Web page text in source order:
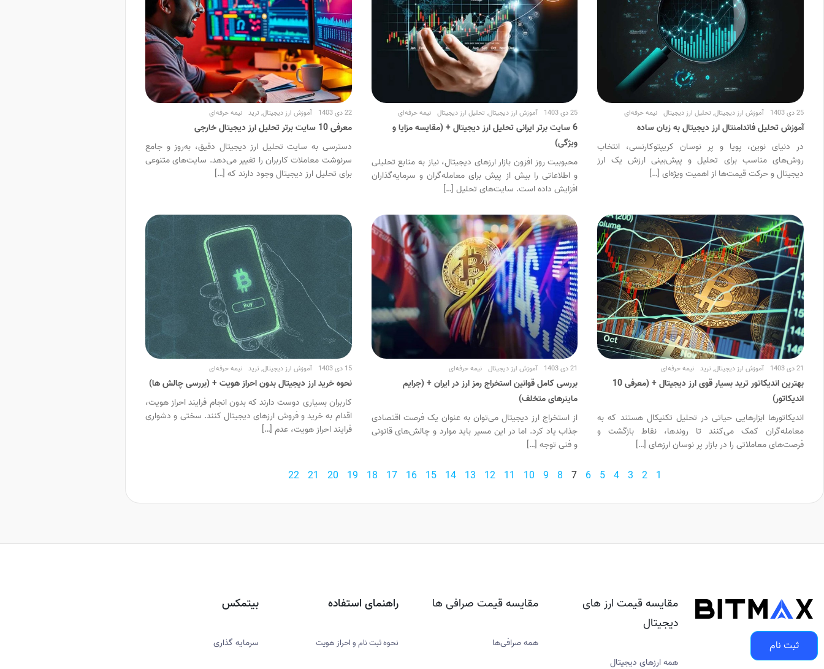
25 دی 1403 آموزش ارز دیجیتال, تحلیل ارز دیجیتال نیمه حرفه‌ای
آموزش تحلیل فاندامنتال ارز دیجیتال به زبان ساده
در دنیای نوین، پویا و پر نوسان کریپتوکارنسی، انتخاب
روش‌های مناسب برای تحلیل و پیش‌بینی ارزش یک ارز
دیجیتال و حرکت قیمت‌ها از اهمیت ویژه‌ای […]
25 دی 1403 آموزش ارز دیجیتال, تحلیل ارز دیجیتال نیمه حرفه‌ای
6 سایت برتر ایرانی تحلیل ارز دیجیتال + (مقایسه مزایا و
ویژگی)
محبوبیت روز افزون بازار ارزهای دیجیتال، نیاز به منابع تحلیلی
و اطلاعاتی را بیش از پیش برای معامله‌گران و سرمایه‌گذاران
افزایش داده است. سایت‌های تحلیل […]
22 دی 1403 آموزش ارز دیجیتال, ترید نیمه حرفه‌ای
معرفی 10 سایت برتر تحلیل ارز دیجیتال خارجی
دسترسی به سایت تحلیل ارز دیجیتال دقیق، به‌روز و جامع
سرنوشت معاملات کاربران را تغییر می‌دهد. سایت‌های متنوعی
برای تحلیل ارز دیجیتال وجود دارند که […]
21 دی 1403 آموزش ارز دیجیتال, ترید نیمه حرفه‌ای
بهترین اندیکاتور ترید بسیار قوی ارز دیجیتال + (معرفی 10
اندیکاتور)
اندیکاتورها ابزارهایی حیاتی در تحلیل تکنیکال هستند که به
معامله‌گران کمک می‌کنند تا روندها، نقاط بازگشت و
فرصت‌های معاملاتی را در بازار پر نوسان ارزهای […]
21 دی 1403 آموزش ارز دیجیتال نیمه حرفه‌ای
بررسی کامل قوانین استخراج رمز ارز در ایران + (جرایم
ماینرهای متخلف)
از استخراج ارز دیجیتال می‌توان به عنوان یک فرصت اقتصادی
جذاب یاد کرد. اما در این مسیر باید موارد و چالش‌های قانونی
و فنی توجه […]
15 دی 1403 آموزش ارز دیجیتال, ترید نیمه حرفه‌ای
نحوه خرید ارز دیجیتال بدون احراز هویت + (بررسی چالش‌ ها)
کاربران بسیاری دوست دارند که بدون انجام فرایند احراز هویت،
اقدام به خرید و فروش ارزهای دیجیتال کنند. سختی و دشواری
فرایند احراز هویت، عدم […]
1
2
3
4
5
6
7
8
9
10
11
12
13
14
15
16
17
18
19
20
21
22
ثبت نام
مقایسه قیمت ارز های
دیجیتال
همه ارزهای دیجیتال
مقایسه قیمت صرافی ها
همه صرافی‌ها
راهنمای استفاده
نحوه ثبت نام و احراز هویت
بیتمکس
سرمایه گذاری